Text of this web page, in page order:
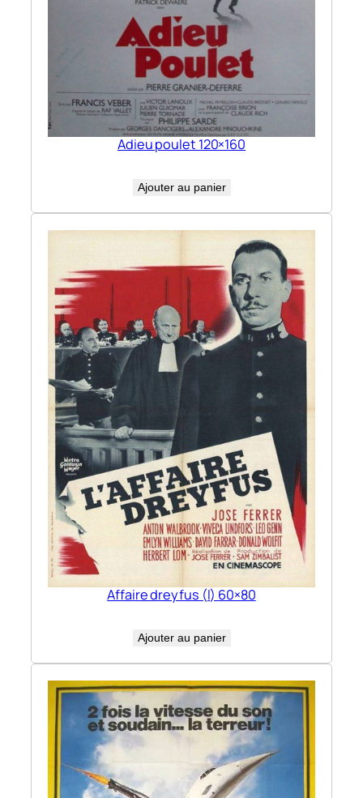
Adieu poulet 120×160
Ajouter au panier
Affaire dreyfus (l) 60×80
Ajouter au panier